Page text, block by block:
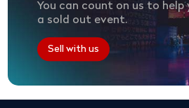
You can count on us to help
a sold out event.
Sell with us